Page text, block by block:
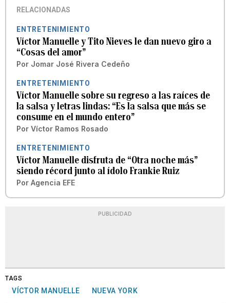
RELACIONADAS
ENTRETENIMIENTO
Víctor Manuelle y Tito Nieves le dan nuevo giro a
“Cosas del amor”
Por Jomar José Rivera Cedeño
ENTRETENIMIENTO
Víctor Manuelle sobre su regreso a las raíces de
la salsa y letras lindas: “Es la salsa que más se
consume en el mundo entero”
Por Víctor Ramos Rosado
ENTRETENIMIENTO
Víctor Manuelle disfruta de “Otra noche más”
siendo récord junto al ídolo Frankie Ruiz
Por Agencia EFE
PUBLICIDAD
TAGS
VÍCTOR MANUELLE NUEVA YORK